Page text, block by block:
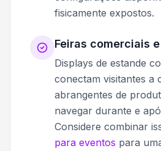
fisicamente expostos.
Feiras comerciais
Displays de estande
conectam visitantes a
abrangentes de
navegar durante e
Considere combinar
para eventos para